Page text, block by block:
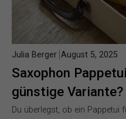
Saxophon
günstige Variante?
Julia Berger August 5, 2025
Du überlegst, ob ein Pappetui